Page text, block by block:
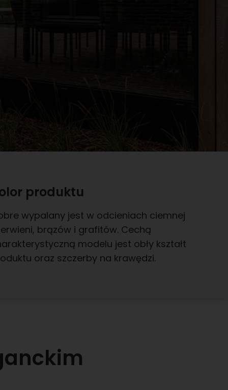
produktu
wypalany jest w odcieniach ciemnej
brązów i grafitów. Cechą
modelu jest obły kształt
oraz szczerby na krawędzi.